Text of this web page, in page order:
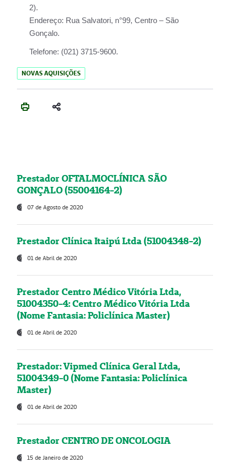
2).
Endereço: Rua Salvatori, n°99, Centro – São
Gonçalo.
Telefone: (021) 3715-9600.
NOVAS AQUISIÇÕES
Prestador OFTALMOCLÍNICA SÃO
GONÇALO (55004164-2)
07 de Agosto de 2020
Prestador Clínica Itaipú Ltda (51004348-2)
01 de Abril de 2020
Prestador Centro Médico Vitória Ltda,
51004350-4: Centro Médico Vitória Ltda
(Nome Fantasia: Policlínica Master)
01 de Abril de 2020
Prestador: Vipmed Clínica Geral Ltda,
51004349-0 (Nome Fantasia: Policlínica
Master)
01 de Abril de 2020
Prestador CENTRO DE ONCOLOGIA
15 de Janeiro de 2020